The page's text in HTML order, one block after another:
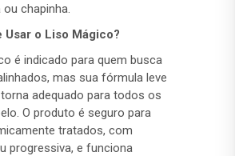
chapinha.
Usar o Liso Mágico?
é indicado para quem busca
mas sua fórmula leve
adequado para todos os
O produto é seguro para
tratados, com
progressiva, e funciona